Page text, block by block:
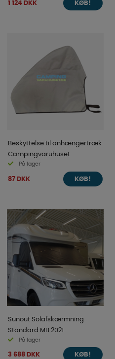
1 124 DKK KØB!
Beskyttelse til anhængertræk
Campingvaruhuset
På lager
87 DKK KØB!
Sunout Solafskærmning
Standard MB 2021-
På lager
3 688 DKK KØB!